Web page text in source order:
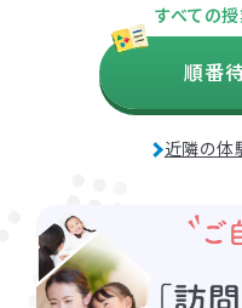
すべての
順番
近隣の体